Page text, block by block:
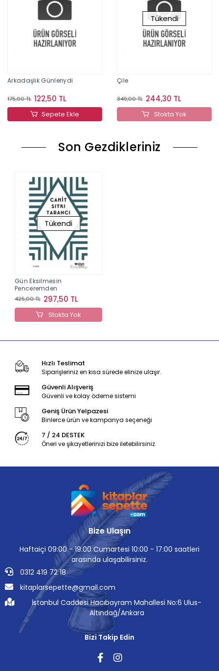
Arkadaşlık Günleriydi
175,00 TL 122,50 TL
Sepete Ekle
Tükendi
Çile
349,00 TL 244,30 TL
Stokta Yok
Son Gezdikleriniz
Tükendi
Gün Eksilmesin
Penceremden
425,00 TL 297,50 TL
Stokta Yok
Hızlı Teslimat
Siparişleriniz en kısa sürede elinize ulaşır.
Güvenli Alışveriş
Güvenli ve kolay ödeme sistemi
Geniş Ürün Yelpazesi
Binlerce ürün ve kampanya seçeneği
7 / 24 DESTEK
Öneri ve şikayetlerinizi bize iletebilirsiniz.
Bize Ulaşın
Haftaiçi 09:00 - 19:00 Cumartesi 10:00 - 17:00 saatleri
arasında ulaşabilirsiniz.
0312 419 72 18
kitaplarsepette@gmail.com
İstanbul Caddesi Hacıbayram Mahallesi No:6 Ulus-
Altındağ/Ankara
Bizi Takip Edin